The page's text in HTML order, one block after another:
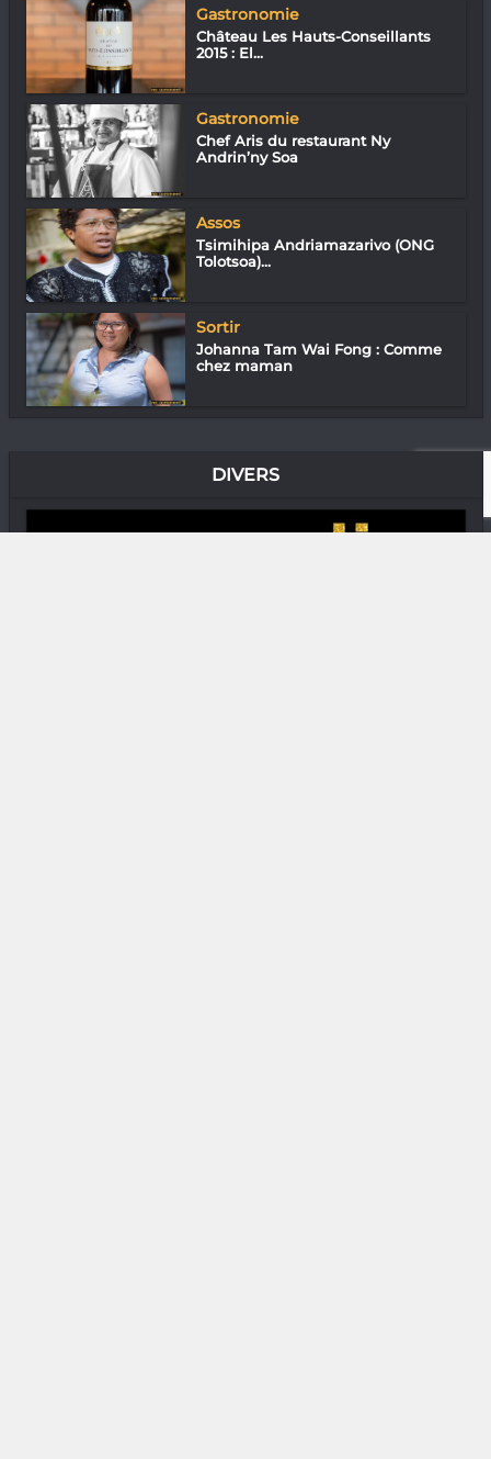
Gastronomie
Château Les Hauts-Conseillants
2015 : El...
Gastronomie
Chef Aris du restaurant Ny
Andrin’ny Soa
Assos
Tsimihipa Andriamazarivo (ONG
Tolotsoa)...
Sortir
Johanna Tam Wai Fong : Comme
chez maman
DIVERS